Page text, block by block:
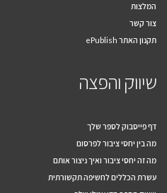
המלצות
צור קשר
תקנון האתר ePublish
שיווק והפצה
דף פייסבוק לספר שלך
מה בין יחסי ציבור לפרסום
מה זה יחסי ציבור ואיך ניצור אותם
עשרת הכללים לחשיפה תקשורתית